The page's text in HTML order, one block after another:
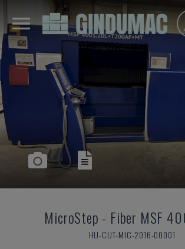
MicroStep - Fiber MSF
HU-CUT-MIC-2016-00001